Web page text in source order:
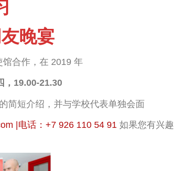
晚宴
合作，在 2019 年
，19.00-21.30
简短介绍，并与学校代表单独会面
|电话：+7 926 110 54 91 如果您有兴趣